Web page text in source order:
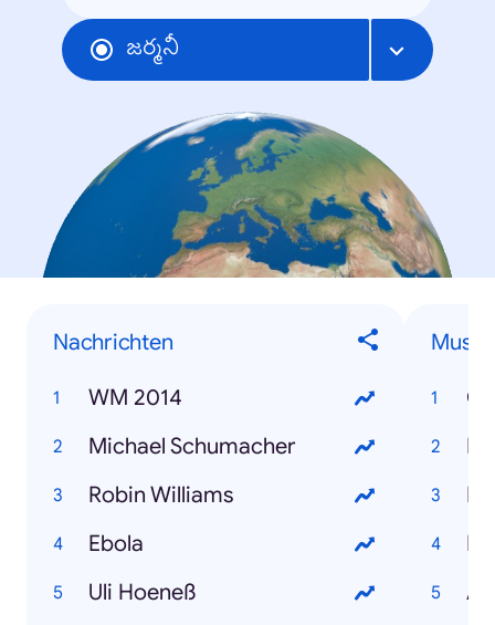
జర్మనీ
Nachrichten
WM 2014
Michael Schumacher
Robin Williams
Ebola
Uli Hoeneß
Musik